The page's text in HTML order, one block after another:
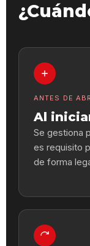
ANTES DE
Al
Se gestiona
es requisito
de forma